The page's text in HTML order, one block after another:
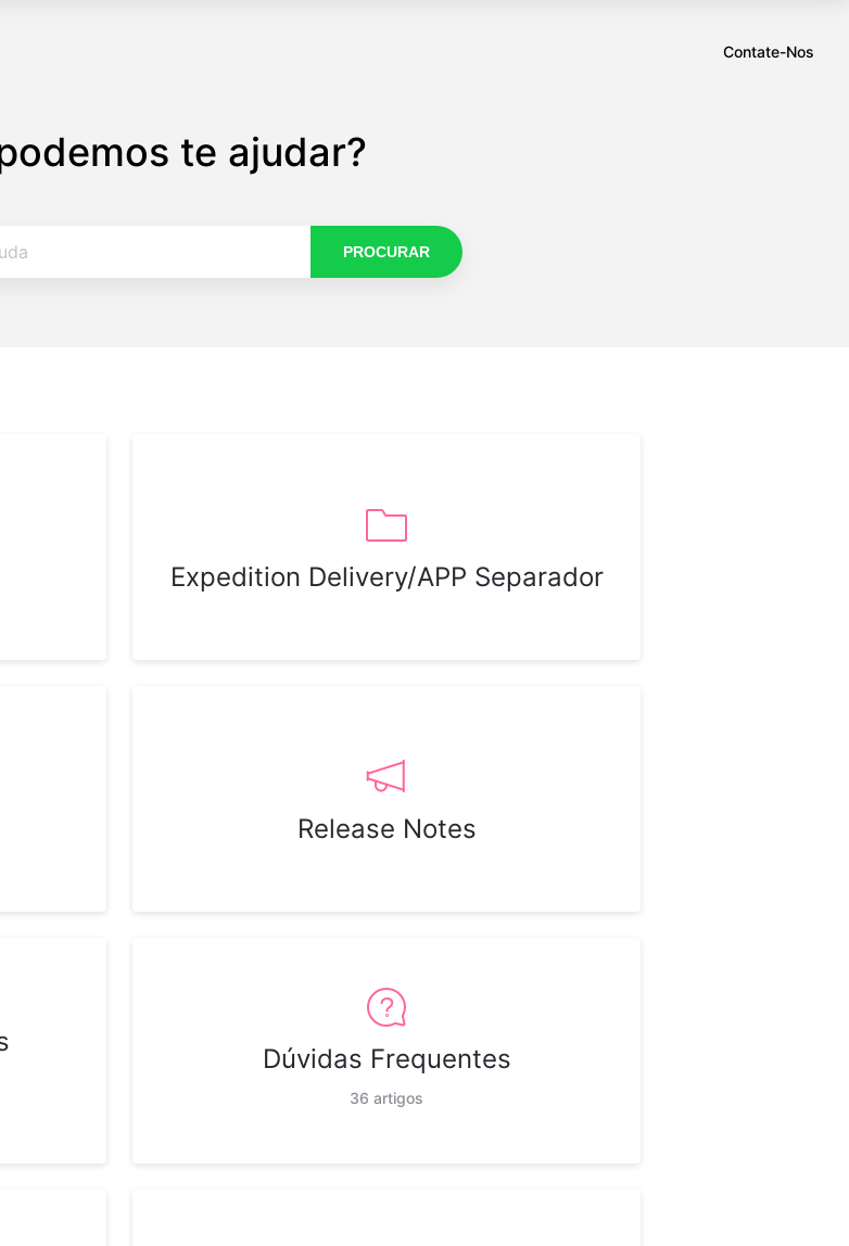
Contate-Nos
te ajudar?
PROCURAR
Expedition Delivery/APP Separador
Release Notes
Dúvidas Frequentes
36 artigos